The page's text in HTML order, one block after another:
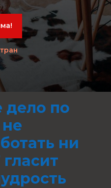
дело по
ни